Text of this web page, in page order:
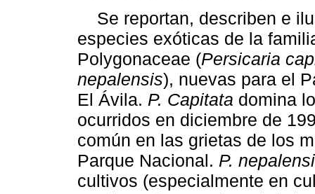
Se reportan, describen e
especies exóticas de la
Polygonaceae (Persicaria
nepalensis), nuevas para el
El Ávila. P. Capitata domina
ocurridos en diciembre de
común en las grietas de los
Parque Nacional. P.
cultivos (especialmente en